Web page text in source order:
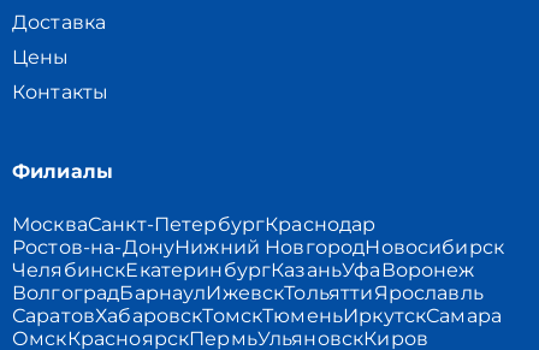
Доставка
Цены
Контакты
Филиалы
МоскваСанкт-ПетербургКраснодар
Ростов-на-ДонуНижний НовгородНовосибирск
ЧелябинскЕкатеринбургКазаньУфаВоронеж
ВолгоградБарнаулИжевскТольяттиЯрославль
СаратовХабаровскТомскТюменьИркутскСамара
ОмскКрасноярскПермьУльяновскКиров